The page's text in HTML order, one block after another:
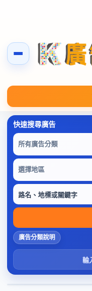
所有廣告分類
選擇地區
廣告分類說明